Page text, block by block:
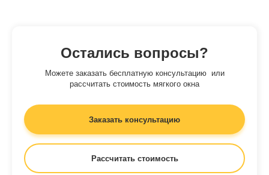
Остались вопросы?
Можете заказать бесплатную консультацию или
рассчитать стоимость мягкого окна
Заказать консультацию
Рассчитать стоимость